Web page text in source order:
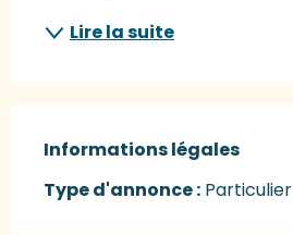
Lire la suite
Informations légales
Informations légales
Type d'annonce : Particulier